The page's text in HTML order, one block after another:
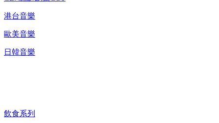
港台音樂
歐美音樂
日韓音樂
飲食系列